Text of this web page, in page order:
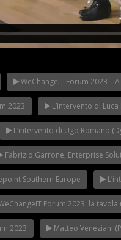
a
Forum
in
2023
WeChangeIT Forum 2023 –
2023 L’intervento di
L’intervento di Ugo Romano
Fabrizio Garrone, Enterprise
Southern Europe
Forum 2023: la
2023 Matteo Veneziani